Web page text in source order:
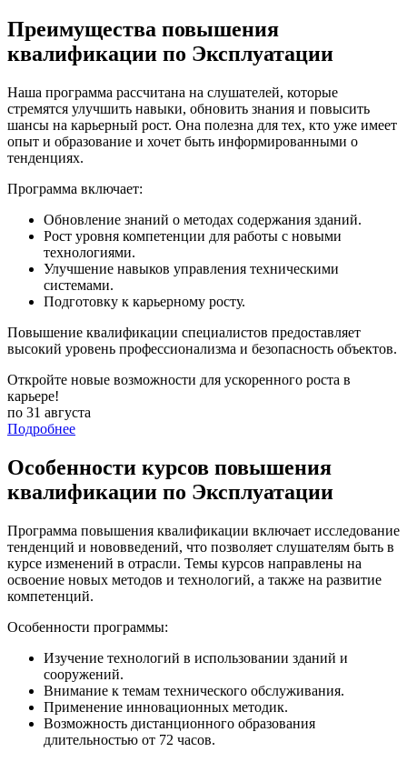
Преимущества повышения
квалификации по Эксплуатации
Наша программа рассчитана на слушателей, которые
стремятся улучшить навыки, обновить знания и повысить
шансы на карьерный рост. Она полезна для тех, кто уже имеет
опыт и образование и хочет быть информированными о
тенденциях.
Программа включает:
Обновление знаний о методах содержания зданий.
Рост уровня компетенции для работы с новыми
технологиями.
Улучшение навыков управления техническими
системами.
Подготовку к карьерному росту.
Повышение квалификации специалистов предоставляет
высокий уровень профессионализма и безопасность объектов.
Откройте новые возможности для ускоренного роста в
карьере!
по 31 августа
Подробнее
Особенности курсов повышения
квалификации по Эксплуатации
Программа повышения квалификации включает исследование
тенденций и нововведений, что позволяет слушателям быть в
курсе изменений в отрасли. Темы курсов направлены на
освоение новых методов и технологий, а также на развитие
компетенций.
Особенности программы:
Изучение технологий в использовании зданий и
сооружений.
Внимание к темам технического обслуживания.
Применение инновационных методик.
Возможность дистанционного образования
длительностью от 72 часов.